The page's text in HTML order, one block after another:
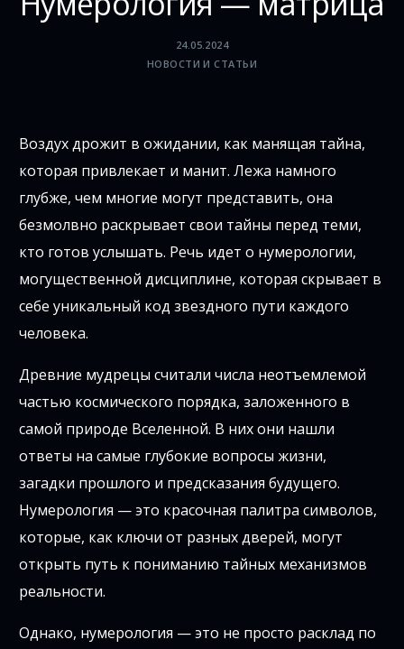
24.05.2024
НОВОСТИ И СТАТЬИ
Воздух дрожит в ожидании, как манящая тайна,
которая привлекает и манит. Лежа намного
глубже, чем многие могут представить, она
безмолвно раскрывает свои тайны перед теми,
кто готов услышать. Речь идет о нумерологии,
могущественной дисциплине, которая скрывает в
себе уникальный код звездного пути каждого
человека.
Древние мудрецы считали числа неотъемлемой
частью космического порядка, заложенного в
самой природе Вселенной. В них они нашли
ответы на самые глубокие вопросы жизни,
загадки прошлого и предсказания будущего.
Нумерология — это красочная палитра символов,
которые, как ключи от разных дверей, могут
открыть путь к пониманию тайных механизмов
реальности.
Однако, нумерология — это не просто расклад по